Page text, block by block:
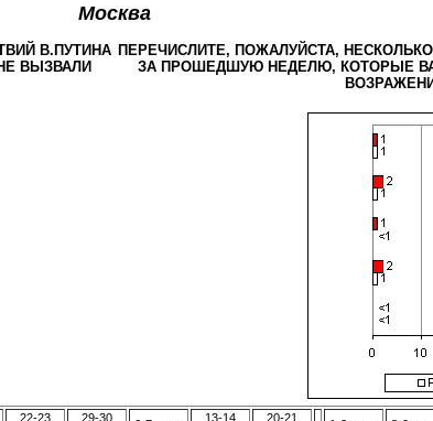
Москва
В.ПУТИНА
ВЫЗВАЛИ
ПЕРЕЧИСЛИТЕ, ПОЖАЛУЙСТА,
ЗА ПРОШЕДШУЮ НЕДЕЛЮ, КОТОРЫЕ
22-23
29-30
13-14
20-21